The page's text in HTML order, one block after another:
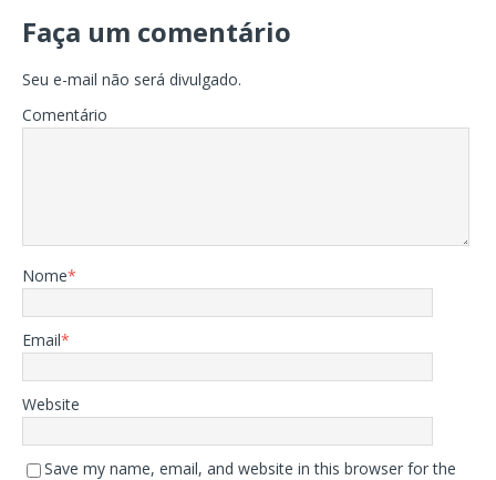
Faça um comentário
Seu e-mail não será divulgado.
Comentário
Nome*
Email*
Website
Save my name, email, and website in this browser for the